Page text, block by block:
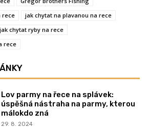
rece
jak chytat na plavanou na rece
jak chytat ryby na rece
rece
Lov parmy na řece na splávek:
úspěšná nástraha na parmy, kterou
málokdo zná
29. 8. 2024